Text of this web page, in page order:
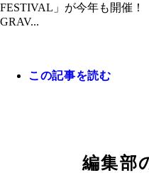
FESTIVAL」が今年も開催
GRAV...
この記事を読む
編集部